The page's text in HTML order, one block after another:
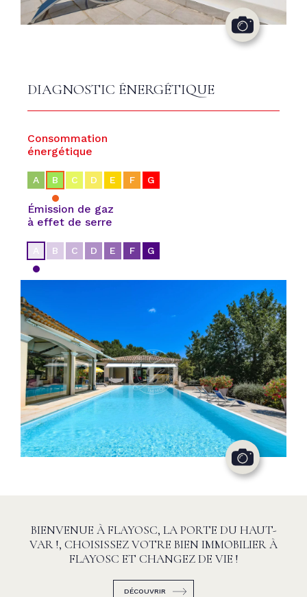
DIAGNOSTIC ÉNERGÉTIQUE
Consommation
énergétique
A B C D E F G
Émission de gaz
à effet de serre
A B C D E F G
BIENVENUE À FLAYOSC, LA PORTE DU HAUT-
VAR !, CHOISISSEZ VOTRE BIEN IMMOBILIER À
FLAYOSC ET CHANGEZ DE VIE !
DÉCOUVRIR